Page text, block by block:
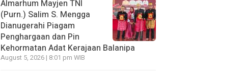
Almarhum Mayjen TNI
(Purn.) Salim S. Mengga
Dianugerahi Piagam
Penghargaan dan Pin
Kehormatan Adat Kerajaan Balanipa
August 5, 2026 | 8:01 pm WIB